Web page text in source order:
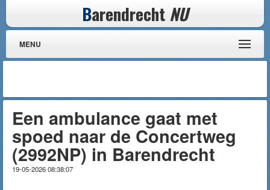
Barendrecht NU
MENU
Een ambulance gaat met
spoed naar de Concertweg
(2992NP) in Barendrecht
19-05-2026 08:38:07